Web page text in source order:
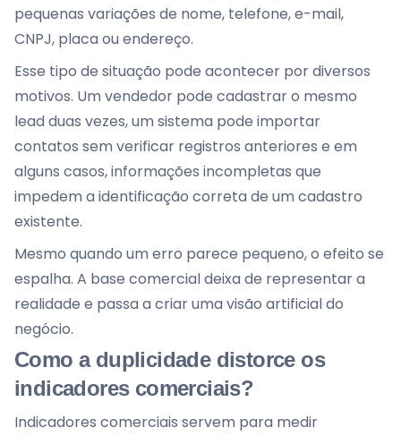
pequenas variações de nome, telefone, e-mail,
CNPJ, placa ou endereço.
Esse tipo de situação pode acontecer por diversos
motivos. Um vendedor pode cadastrar o mesmo
lead duas vezes, um sistema pode importar
contatos sem verificar registros anteriores e em
alguns casos, informações incompletas que
impedem a identificação correta de um cadastro
existente.
Mesmo quando um erro parece pequeno, o efeito se
espalha. A base comercial deixa de representar a
realidade e passa a criar uma visão artificial do
negócio.
Como a duplicidade distorce os
indicadores comerciais?
Indicadores comerciais servem para medir